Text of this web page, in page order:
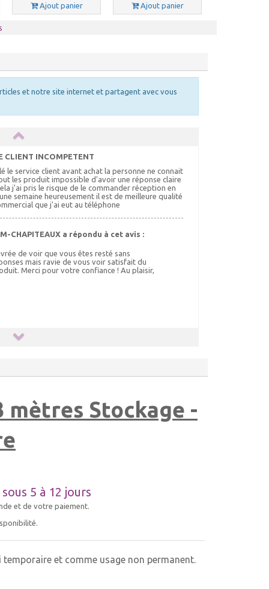
Ajout panier Ajout panier
et notre site internet et partagent avec vous
CLIENT INCOMPETENT
le service client avant achat la personne ne connait
les produit impossible d'avoir une réponse claire
j'ai pris le risque de le commander réception en
semaine heureusement il est de meilleure qualité
que j'ai eut au téléphone
CHAPITEAUX a répondu à cet avis :
de voir que vous êtes resté sans
mais ravie de vous voir satisfait du
Merci pour votre confiance ! Au plaisir,
mètres Stockage -
sous 5 à 12 jours
et de votre paiement.
et comme usage non permanent.